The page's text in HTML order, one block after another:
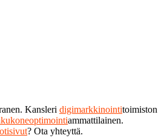
Kansleri digimarkkinointitoimiston
ammattilainen.
? Ota yhteyttä.